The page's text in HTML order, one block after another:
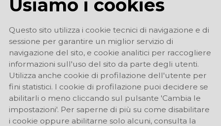
Usiamo i cookies
Questo sito utilizza i cookie tecnici di navigazione e di
sessione per garantire un miglior servizio di
navigazione del sito, e cookie analitici per raccogliere
informazioni sull'uso del sito da parte degli utenti.
Utilizza anche cookie di profilazione dell'utente per
fini statistici. I cookie di profilazione puoi decidere se
abilitarli o meno cliccando sul pulsante 'Cambia le
impostazioni'. Per saperne di più su come disabilitare
i cookie oppure abilitarne solo alcuni, consulta la